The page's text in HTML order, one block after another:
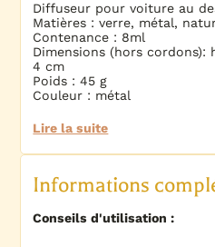
Diffuseur pour voiture au
Matières : verre, métal,
Contenance : 8ml
Dimensions (hors
4 cm
Poids : 45 g
Couleur : métal
Lire la suite
Informations
Conseils d'utilisation :